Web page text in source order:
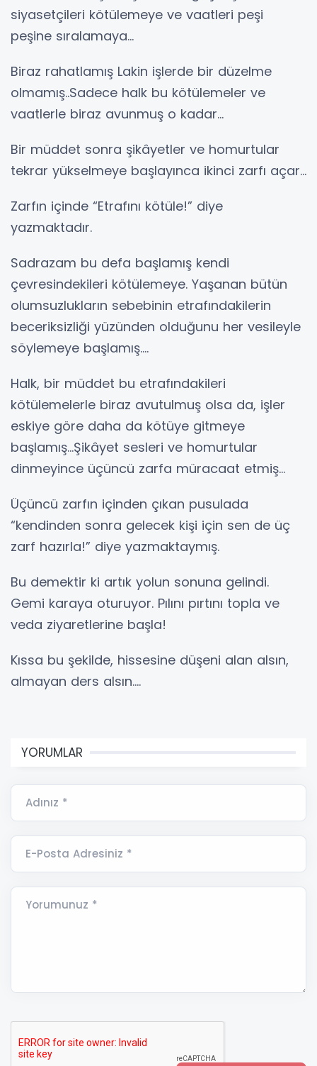
siyasetçileri kötülemeye ve vaatleri peşi
peşine sıralamaya…
Biraz rahatlamış Lakin işlerde bir düzelme
olmamış..Sadece halk bu kötülemeler ve
vaatlerle biraz avunmuş o kadar...
Bir müddet sonra şikâyetler ve homurtular
tekrar yükselmeye başlayınca ikinci zarfı açar…
Zarfın içinde “Etrafını kötüle!” diye
yazmaktadır.
Sadrazam bu defa başlamış kendi
çevresindekileri kötülemeye. Yaşanan bütün
olumsuzlukların sebebinin etrafındakilerin
beceriksizliği yüzünden olduğunu her vesileyle
söylemeye başlamış....
Halk, bir müddet bu etrafındakileri
kötülemelerle biraz avutulmuş olsa da, işler
eskiye göre daha da kötüye gitmeye
başlamış...Şikâyet sesleri ve homurtular
dinmeyince üçüncü zarfa müracaat etmiş...
Üçüncü zarfın içinden çıkan pusulada
“kendinden sonra gelecek kişi için sen de üç
zarf hazırla!” diye yazmaktaymış.
Bu demektir ki artık yolun sonuna gelindi.
Gemi karaya oturuyor. Pılını pırtını topla ve
veda ziyaretlerine başla!
Kıssa bu şekilde, hissesine düşeni alan alsın,
almayan ders alsın....
YORUMLAR
Adınız *
E-Posta Adresiniz *
Yorumunuz *